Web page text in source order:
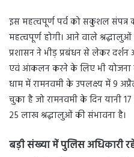
इस महत्वपूर्ण पर्व को सकुशल संपन्न
महत्वपूर्ण होगी। आने वाले
प्रशासन ने भीड़ प्रबंधन से लेकर
एवं आंकलन करने के लिए भी योजना
धाम में रामनवमी के उपलक्ष्य में 9
चुका है जो रामनवमी के दिन यानी
25 लाख श्रद्धालुओं की संभावना है।
बड़ी संख्या में पुलिस अधिकारी